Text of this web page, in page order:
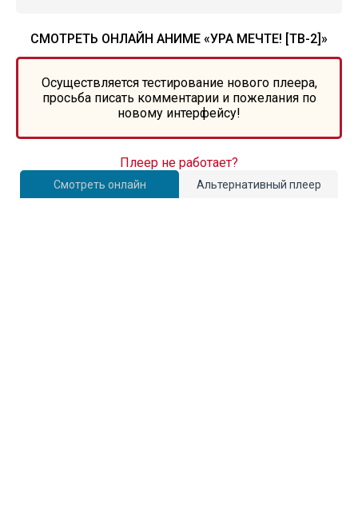
СМОТРЕТЬ ОНЛАЙН АНИМЕ «УРА МЕЧТЕ! [ТВ-2]»
Осуществляется тестирование нового плеера,
просьба писать комментарии и пожелания по
новому интерфейсу!
Смотреть онлайн Альтернативный плеер
Плеер не работает?